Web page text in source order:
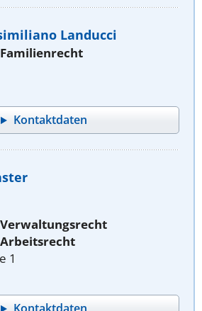
Landucci
Kontaktdaten
1
Kontaktdaten